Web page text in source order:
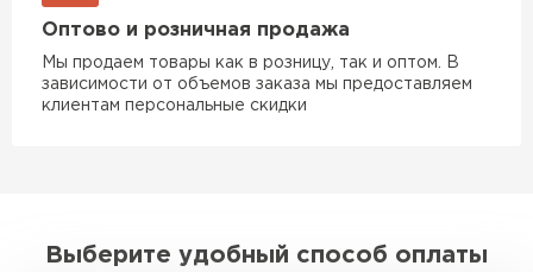
Оптово и розничная продажа
Мы продаем товары как в розницу, так и оптом. В
зависимости от объемов заказа мы предоставляем
клиентам персональные скидки
Выберите удобный способ оплаты